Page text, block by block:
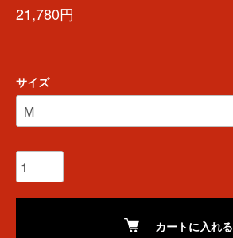
21,780円
サイズ
カートに入れる